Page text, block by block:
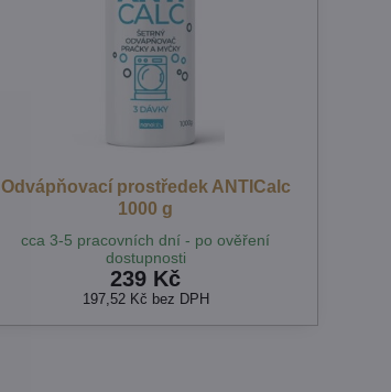
Odvápňovací prostředek ANTICalc
1000 g
cca 3-5 pracovních dní - po ověření
dostupnosti
239 Kč
197,52 Kč bez DPH